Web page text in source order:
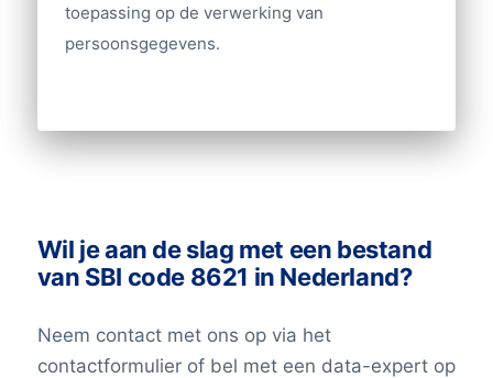
Andere gegevens nodig? Neem contact
toepassing op de verwerking van
persoonsgegevens.
Wil je aan de slag met een bestand
van SBI code 8621 in Nederland?
Neem contact met ons op via het
contactformulier of bel met een data-expert op